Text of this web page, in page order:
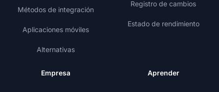
Métodos de integración
Aplicaciones móviles
Alternativas
Registro de cambios
Estado de rendimiento
Empresa Aprender